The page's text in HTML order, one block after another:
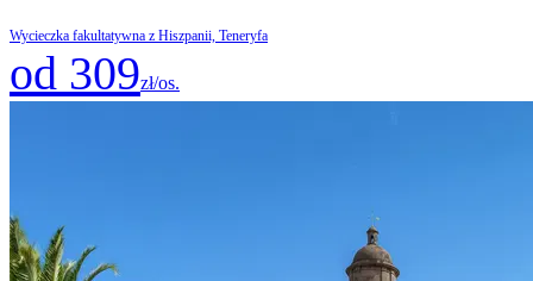
Wycieczka fakultatywna z Hiszpanii, Teneryfa
od 309zł/os.